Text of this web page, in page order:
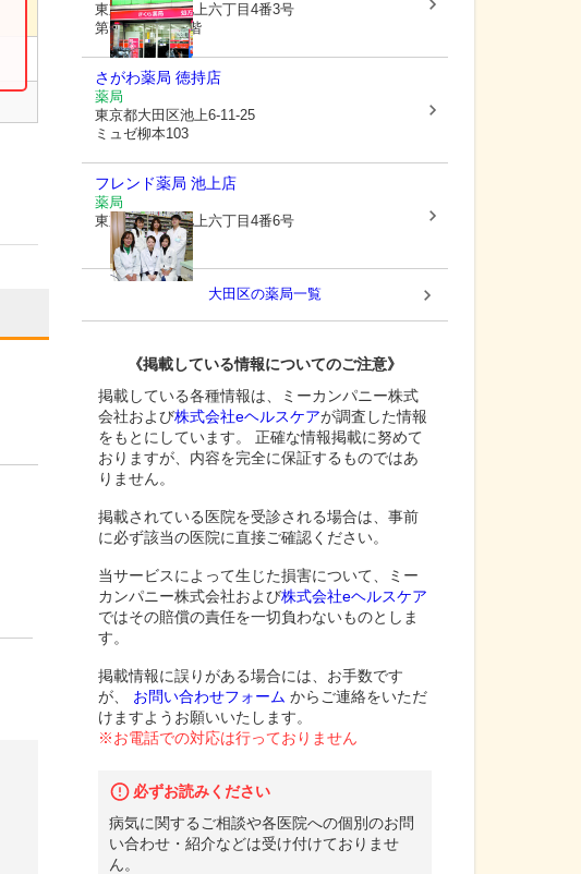
東京都大田区池上六丁目4番3号
第一小木ビル1階
さがわ薬局 徳持店
薬局
東京都大田区池上6-11-25
ミュゼ柳本103
フレンド薬局 池上店
薬局
東京都大田区池上六丁目4番6号
大田区の薬局一覧
《掲載している情報についてのご注意》
掲載している各種情報は、ミーカンパニー株式
会社および株式会社eヘルスケアが調査した情報
をもとにしています。 正確な情報掲載に努めて
おりますが、内容を完全に保証するものではあ
りません。
掲載されている医院を受診される場合は、事前
に必ず該当の医院に直接ご確認ください。
当サービスによって生じた損害について、ミー
カンパニー株式会社および株式会社eヘルスケア
ではその賠償の責任を一切負わないものとしま
す。
掲載情報に誤りがある場合には、お手数です
が、
お問い合わせフォーム からご連絡をいただ
けますようお願いいたします。
※お電話での対応は行っておりません
必ずお読みください
病気に関するご相談や各医院への個別のお問
い合わせ・紹介などは受け付けておりませ
ん。